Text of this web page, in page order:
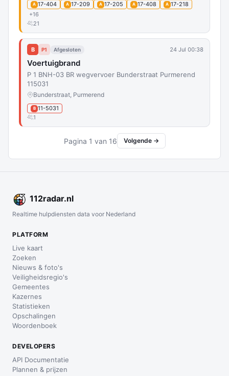
A 17-404 A 17-209 A 17-205 A 17-408 A 17-218
+16
21
B P1 Afgesloten 24 Jul 00:38
Voertuigbrand
P 1 BNH-03 BR wegvervoer Bunderstraat Purmerend
115031
Bunderstraat, Purmerend
B 11-5031
1
Pagina 1 van 16 Volgende →
112radar.nl
Realtime hulpdiensten data voor Nederland
PLATFORM
Live kaart
Zoeken
Nieuws & foto's
Veiligheidsregio's
Gemeentes
Kazernes
Statistieken
Opschalingen
Woordenboek
DEVELOPERS
API Documentatie
Plannen & prijzen